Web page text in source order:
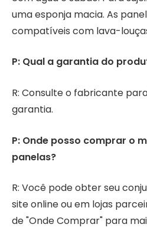
uma esponja macia. As
compatíveis com lava-
P: Qual a garantia do
R: Consulte o fabricante
garantia.
P: Onde posso comprar o
panelas?
R: Você pode obter seu
site online ou em lojas
de "Onde Comprar" para